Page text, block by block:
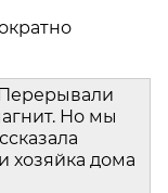
Но мы
хозяйка дома